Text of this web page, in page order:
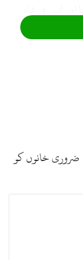
ضروری خانوں کو